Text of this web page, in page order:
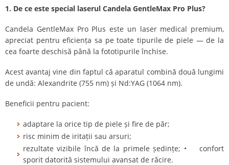
1. De ce este special laserul Candela GentleMax Pro Plus?
Candela GentleMax Pro Plus este un laser medical premium,
apreciat pentru eficiența sa pe toate tipurile de piele — de la
cea foarte deschisă până la fototipurile închise.
Acest avantaj vine din faptul că aparatul combină două lungimi
de undă: Alexandrite (755 nm) și Nd:YAG (1064 nm).
Beneficii pentru pacient:
adaptare la orice tip de piele și fire de păr;
risc minim de iritații sau arsuri;
rezultate vizibile încă de la primele ședințe; • confort
sporit datorită sistemului avansat de răcire.